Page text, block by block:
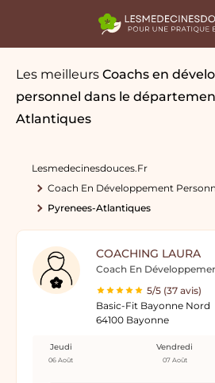
Les meilleurs Coachs en
personnel dans le
Atlantiques
Lesmedecinesdouces.fr
Coach En Développement
Pyrenees-Atlantiques
COACHING LAURA
Coach En
5/5 (37 avis)
Basic-Fit Bayonne Nord
64100 Bayonne
Jeudi
06 Août
Vendredi
07 Août